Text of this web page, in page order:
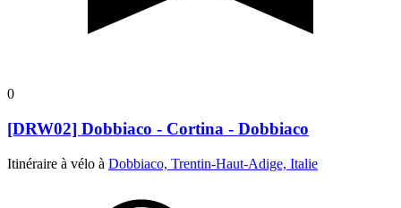
0
[DRW02] Dobbiaco - Cortina - Dobbiaco
Itinéraire à vélo à Dobbiaco, Trentin-Haut-Adige, Italie